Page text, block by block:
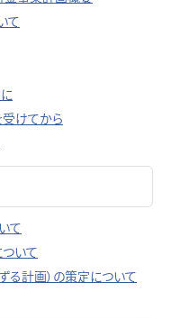
て
けてから
て
いて
計画）の策定について